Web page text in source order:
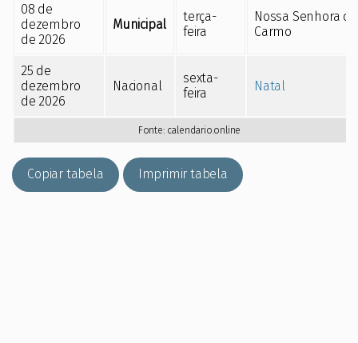
08 de
dezembro
de 2026
Municipal
terça-
feira
Nossa Senhora do
Carmo
25 de
dezembro
de 2026
Nacional
sexta-
feira
Natal
Fonte: calendario.online
Copiar tabela Imprimir tabela